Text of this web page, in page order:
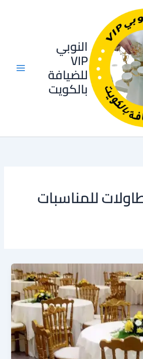
النوبي
VIP
للضيافة
بالكويت
للمناسبات